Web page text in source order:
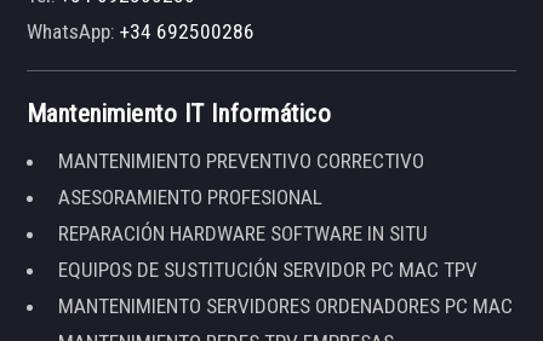
WhatsApp:+34 692500286
Mantenimiento IT Informático
MANTENIMIENTO PREVENTIVO CORRECTIVO
ASESORAMIENTO PROFESIONAL
REPARACIÓN HARDWARE SOFTWARE IN SITU
EQUIPOS DE SUSTITUCIÓN SERVIDOR PC MAC TPV
MANTENIMIENTO SERVIDORES ORDENADORES PC MAC